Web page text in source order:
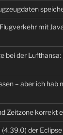
mit
bei der
– aber ich hab
Zeitzone korrekt
der